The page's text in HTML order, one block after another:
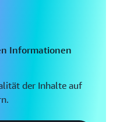
Informationen
der Inhalte auf